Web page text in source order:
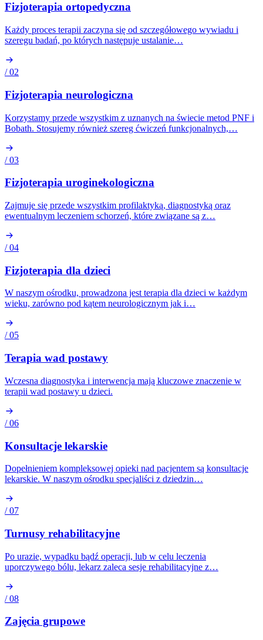
Fizjoterapia ortopedyczna
Każdy proces terapii zaczyna się od szczegółowego wywiadu i
szeregu badań, po których następuje ustalanie…
/ 02
Fizjoterapia neurologiczna
Korzystamy przede wszystkim z uznanych na świecie metod PNF i
Bobath. Stosujemy również szereg ćwiczeń funkcjonalnych,…
/ 03
Fizjoterapia uroginekologiczna
Zajmuje się przede wszystkim profilaktyką, diagnostyką oraz
ewentualnym leczeniem schorzeń, które związane są z…
/ 04
Fizjoterapia dla dzieci
W naszym ośrodku, prowadzona jest terapia dla dzieci w każdym
wieku, zarówno pod kątem neurologicznym jak i…
/ 05
Terapia wad postawy
Wczesna diagnostyka i interwencja mają kluczowe znaczenie w
terapii wad postawy u dzieci.
/ 06
Konsultacje lekarskie
Dopełnieniem kompleksowej opieki nad pacjentem są konsultacje
lekarskie. W naszym ośrodku specjaliści z dziedzin…
/ 07
Turnusy rehabilitacyjne
Po urazie, wypadku bądź operacji, lub w celu leczenia
uporczywego bólu, lekarz zaleca sesje rehabilitacyjne z…
/ 08
Zajęcia grupowe